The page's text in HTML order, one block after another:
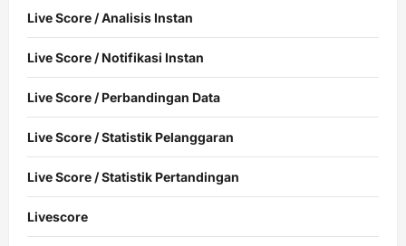
Live Score / Analisis Instan
Live Score / Notifikasi Instan
Live Score / Perbandingan Data
Live Score / Statistik Pelanggaran
Live Score / Statistik Pertandingan
Livescore